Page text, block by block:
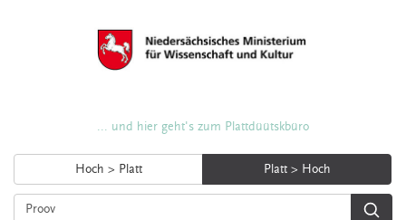
... und hier geht's zum Plattdüütskbüro
Hoch > Platt Platt > Hoch